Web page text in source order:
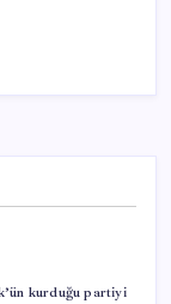
kurduğu partiyi